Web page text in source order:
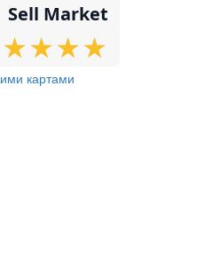
Sell Market
★
★★
★★
★★
★